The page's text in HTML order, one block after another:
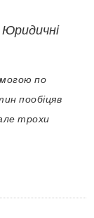
по
пообіцяв
трохи